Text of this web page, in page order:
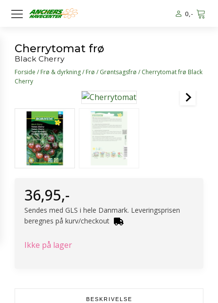
0,-
Forside / Frø & dyrkning/ Frø / Grøntsagsfrø / Cherrytomat frø Black
Cherry
Cherrytomat frø
Black Cherry
36,95,-
Sendes med GLS i hele Danmark. Leveringsprisen
beregnes på kurv/checkout
Ikke på lager
BESKRIVELSE